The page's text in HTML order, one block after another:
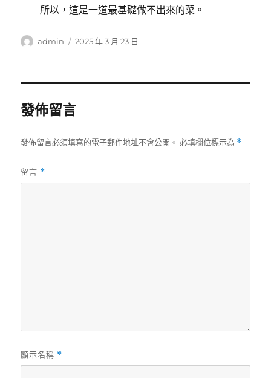
所以，這是一道最基礎做不出來的菜。
作
admin
發
2025 年 3 月 23 日
發佈留言
發佈留言必須填寫的電子郵件地址不會公開。 必填欄位標示為 *
留言 *
顯示名稱 *